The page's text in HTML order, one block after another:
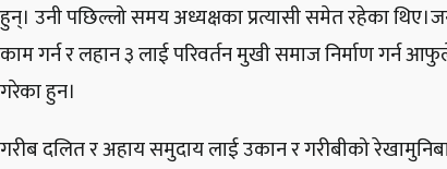
हुन्। उनी पछिल्लो समय अध्यक्षका प्रत्यासी समेत रहेका
काम गर्न र लहान ३ लाई परिवर्तन मुखी समाज निर्माण गर्न
गरेका हुन।
गरीब दलित र अहाय समुदाय लाई उकान र गरीबीको